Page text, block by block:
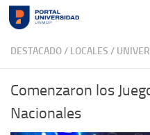
Skip to content
DESTACADO/ LOCALES /
Comenzaron los
Nacionales